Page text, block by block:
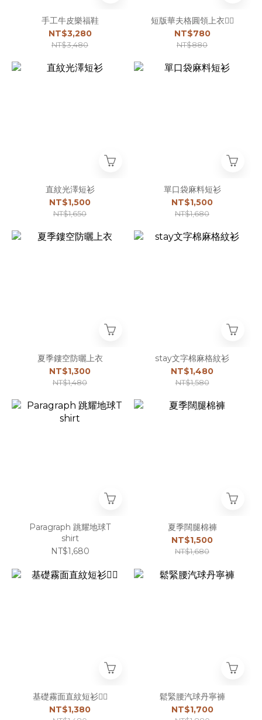
手工牛皮樂福鞋
NT$3,280
NT$3,480
短版華夫格圓領上衣☝🏻
NT$780
NT$880
直紋光澤短衫
NT$1,500
NT$1,650
單口袋麻料短衫
NT$1,500
NT$1,680
夏季鏤空防曬上衣
NT$1,300
NT$1,480
stay文字棉麻格紋衫
NT$1,480
NT$1,580
Paragraph 跳耀地球T
shirt
NT$1,680
夏季闊腿棉褲
NT$1,500
NT$1,680
基礎霧面直紋短衫☝🏻
NT$1,380
鬆緊腰汽球丹寧褲
NT$1,700